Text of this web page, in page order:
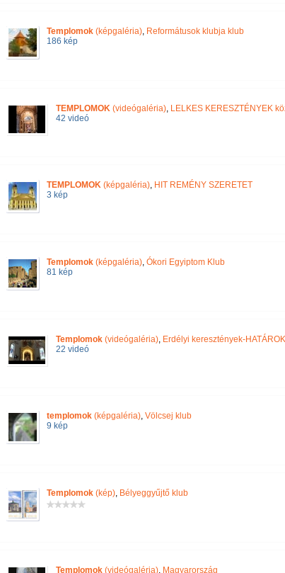
Templomok(képgaléria), Reformátusok klubja klub
186 kép
TEMPLOMOK(videógaléria), LELKES KERESZTÉNYEK
42 videó
TEMPLOMOK(képgaléria), HIT REMÉNY SZERETET
3 kép
Templomok(képgaléria), Ókori Egyiptom Klub
81 kép
Templomok(videógaléria), Erdélyi keresztények-
22 videó
templomok(képgaléria), Völcsej klub
9 kép
Templomok(kép), Bélyeggyűjtő klub
Templomok(videógaléria), Magyarország